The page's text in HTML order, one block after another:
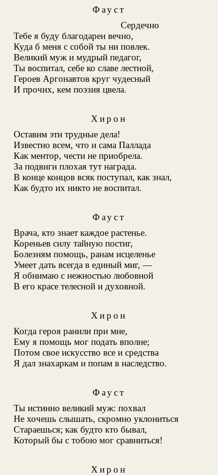
Фауст
Сердечно
Тебе я буду благодарен вечно,
Куда б меня с собой ты ни повлек.
Великий муж и мудрый педагог,
Ты воспитал, себе ко славе лестной,
Героев Аргонавтов круг чудесный
И прочих, кем поэзия цвела.
Хирон
Оставим эти трудные дела!
Известно всем, что и сама Паллада
Как ментор, чести не приобрела.
За подвиги плохая тут награда.
В конце концов всяк поступал, как знал,
Как будто их никто не воспитал.
Фауст
Врача, кто знает каждое растенье.
Кореньев силу тайную постиг,
Болезням помощь, ранам исцеленье
Умеет дать всегда в единый миг, —
Я обнимаю с нежностью любовной
В его красе телесной и духовной.
Хирон
Когда героя ранили при мне,
Ему я помощь мог подать вполне;
Потом свое искусство все и средства
Я дал знахаркам и попам в наследство.
Фауст
Ты истинно великий муж: похвал
Не хочешь слышать, скромно уклониться
Стараешься; как будто кто бывал,
Который бы с тобою мог сравниться!
Хирон